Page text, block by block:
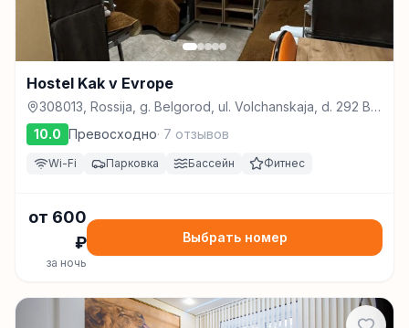
Hostel Kak v Evrope
308013, Rossija, g. Belgorod, ul. Volchanskaja, d. 292 B,
Белгород
10.0 Превосходно· 7 отзывов
Wi-Fi Парковка Бассейн Фитнес
от 600
₽
за ночь
Выбрать номер